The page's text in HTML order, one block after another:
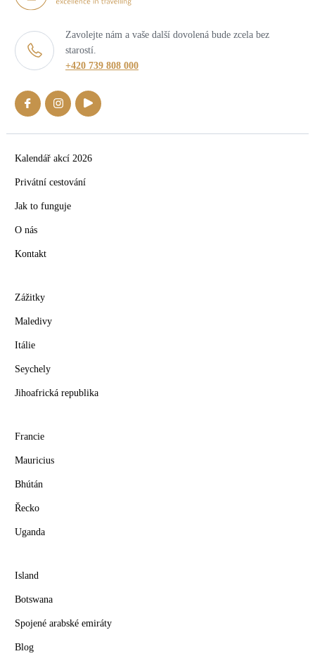
Zavolejte nám a vaše další dovolená bude zcela bez
starostí.
+420 739 808 000
Kalendář akcí 2026
Privátní cestování
Jak to funguje
O nás
Kontakt
Zážitky
Maledivy
Itálie
Seychely
Jihoafrická republika
Francie
Mauricius
Bhútán
Řecko
Uganda
Island
Botswana
Spojené arabské emiráty
Blog